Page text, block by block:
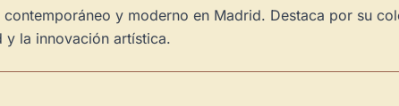
y moderno en Madrid. Destaca por su
y la innovación artística.